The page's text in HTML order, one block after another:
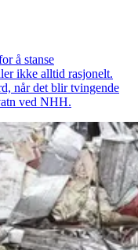
å stanse
ikke alltid rasjonelt.
når det blir tvingende
ved NHH.